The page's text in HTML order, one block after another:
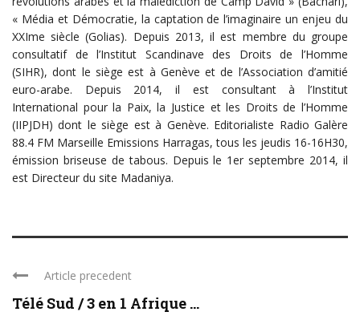
« Média et Démocratie, la captation de l’imaginaire un enjeu du
XXIme siècle (Golias). Depuis 2013, il est membre du groupe
consultatif de l’Institut Scandinave des Droits de l’Homme
(SIHR), dont le siège est à Genève et de l’Association d’amitié
euro-arabe. Depuis 2014, il est consultant à l’Institut
International pour la Paix, la Justice et les Droits de l’Homme
(IIPJDH) dont le siège est à Genève. Editorialiste Radio Galère
88.4 FM Marseille Emissions Harragas, tous les jeudis 16-16H30,
émission briseuse de tabous. Depuis le 1er septembre 2014, il
est Directeur du site Madaniya.
Article precedent
Télé Sud / 3 en 1 Afrique ...